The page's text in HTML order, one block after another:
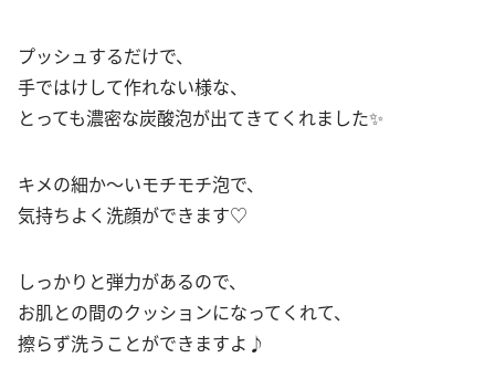
プッシュするだけで、
手ではけして作れない様な、
とっても濃密な炭酸泡が出てきてくれました✨
キメの細か～いモチモチ泡で、
気持ちよく洗顔ができます♡
しっかりと弾力があるので、
お肌との間のクッションになってくれて、
擦らず洗うことができますよ♪